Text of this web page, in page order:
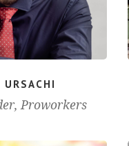
URSACHI
Proworkers